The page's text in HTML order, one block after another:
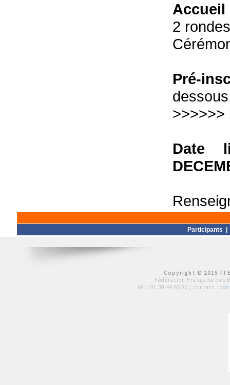
Accueil
2
Pré-
dessous
>>>>>>
Date
Participants
Copyright © 2015
Fédération Française des
tél : 01 39 44 65 80 | contact :